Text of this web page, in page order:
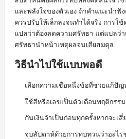
และพลังใจของตัวเอง ถ้าคำแนะนำ
ควรปรับให้เล็กลงจนทำได้จริง การใ
แปลว่าต้องลดความศรัทธา แต่แปลว่า
ศรัทธานำหน้าเหตุผลจนเสียสมดุล
วิธีนำไปใช้แบบพอดี
เลือกความเชื่อหนึ่งข้อที่ช่วยแก้ปั
ใช้สีหรือเลขเป็นตัวเตือนพฤติกรร
กันเงินจำเป็นก่อนทุกครั้งหากจะเ
จบสัปดาห์ด้วยการทบทวนว่าอะไร